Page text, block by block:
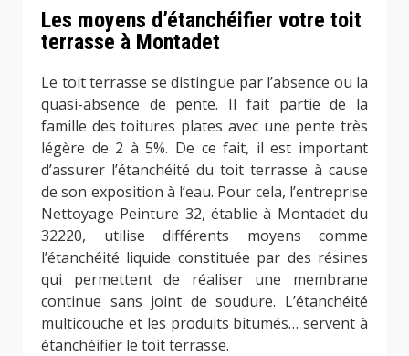
Les moyens d’étanchéifier votre toit
terrasse à Montadet
Le toit terrasse se distingue par l’absence ou la
quasi-absence de pente. Il fait partie de la
famille des toitures plates avec une pente très
légère de 2 à 5%. De ce fait, il est important
d’assurer l’étanchéité du toit terrasse à cause
de son exposition à l’eau. Pour cela, l’entreprise
Nettoyage Peinture 32, établie à Montadet du
32220, utilise différents moyens comme
l’étanchéité liquide constituée par des résines
qui permettent de réaliser une membrane
continue sans joint de soudure. L’étanchéité
multicouche et les produits bitumés… servent à
étanchéifier le toit terrasse.